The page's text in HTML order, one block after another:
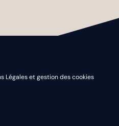
Légales et gestion des cookies